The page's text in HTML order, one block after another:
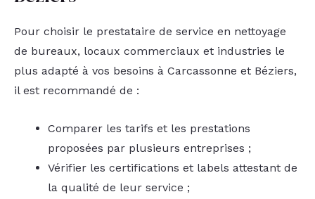
Pour choisir le prestataire de service en nettoyage
de bureaux, locaux commerciaux et industries le
plus adapté à vos besoins à Carcassonne et Béziers,
il est recommandé de :
Comparer les tarifs et les prestations
proposées par plusieurs entreprises ;
Vérifier les certifications et labels attestant de
la qualité de leur service ;